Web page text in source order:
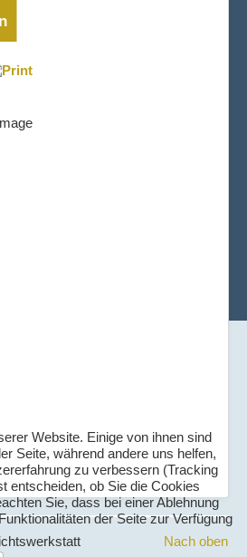
Nach oben
Website. Einige von ihnen sind
Seite, während andere uns helfen,
zu verbessern (Tracking
entscheiden, ob Sie die Cookies
Sie, dass bei einer Ablehnung
der Seite zur Verfügung